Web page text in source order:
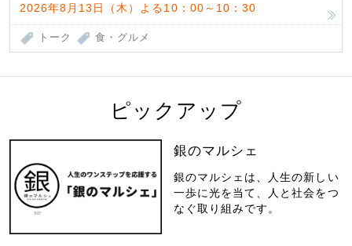
2026年8月13日（木）よる10：00～10：30
トーク 食・グルメ
ピックアップ
銀のマルシェ
銀のマルシェは、人生の新しい
一歩に光を当て、人と社会をつ
なぐ取り組みです。